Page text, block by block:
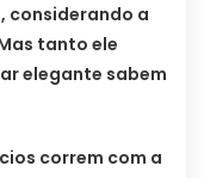
considerando a
tanto ele
elegante sabem
correm com a